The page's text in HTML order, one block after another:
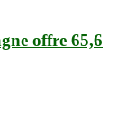
offre 65,6